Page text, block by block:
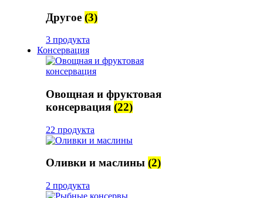
Другое (3)
3 продукта
Консервация
Овощная и фруктовая
консервация (22)
22 продукта
Оливки и маслины (2)
2 продукта